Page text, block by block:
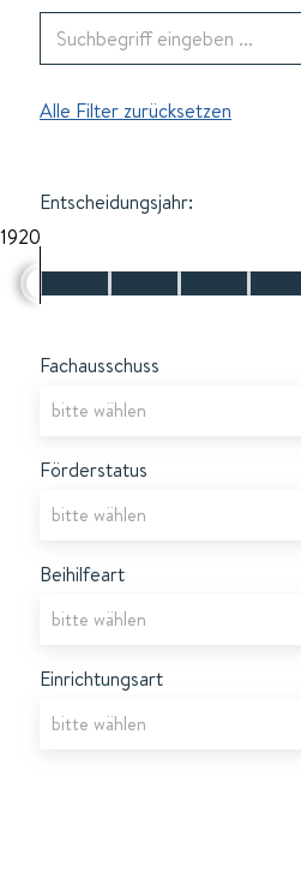
Alle Filter zurücksetzen
Entscheidungsjahr:
1920
Fachausschuss
Förderstatus
Beihilfeart
Einrichtungsart